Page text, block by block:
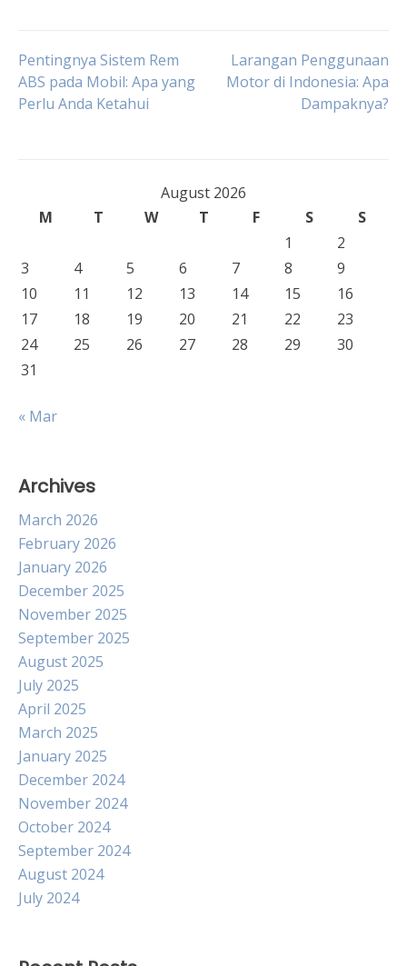
Post
navigation
Pentingnya Sistem Rem
ABS pada Mobil: Apa yang
Perlu Anda Ketahui
Larangan Penggunaan
Motor di Indonesia: Apa
Dampaknya?
August 2026
M
T W T F S
S
1
2
3
4 5 6 7 8
9
10
11 12 13 14 15
16
17
18 19 20 21 22
23
24
25 26 27 28 29
30
31
« Mar
Archives
March 2026
February 2026
January 2026
December 2025
November 2025
September 2025
August 2025
July 2025
April 2025
March 2025
January 2025
December 2024
November 2024
October 2024
September 2024
August 2024
July 2024